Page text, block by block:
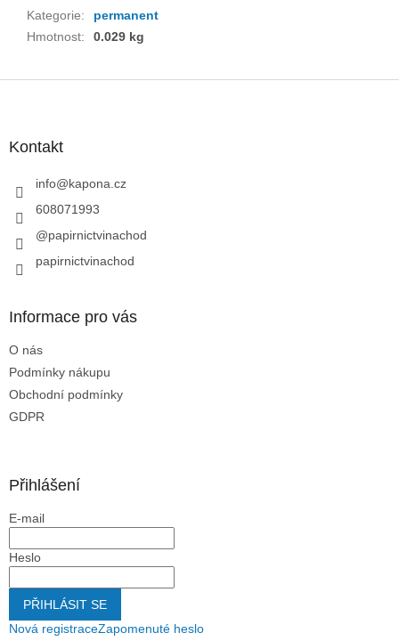
Kategorie:
permanent
Hmotnost: 0.029 kg
Kontakt
info@kapona.cz
608071993
@papirnictvinachod
papirnictvinachod
Informace pro vás
O nás
Podmínky nákupu
Obchodní podmínky
GDPR
Přihlášení
E-mail
Heslo
PŘIHLÁSIT SE
Nová registraceZapomenuté heslo